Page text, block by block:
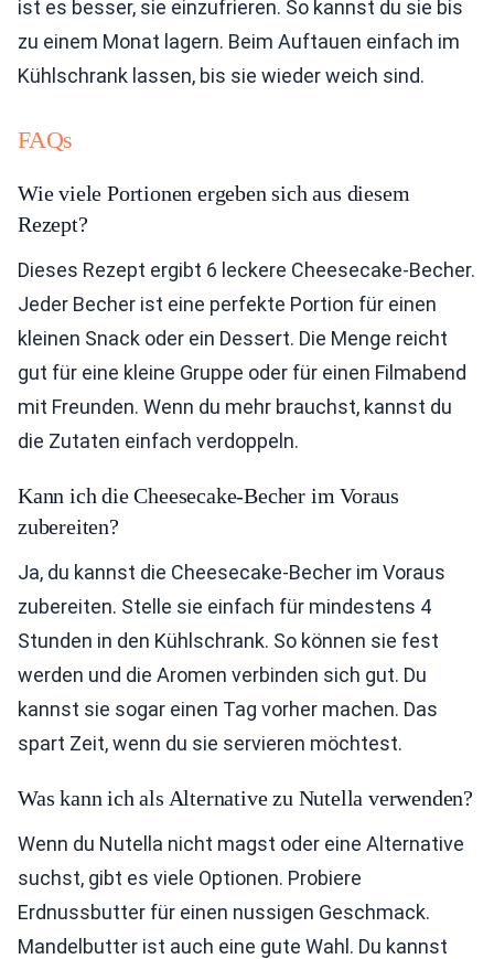
ist es besser, sie einzufrieren. So kannst du sie bis
zu einem Monat lagern. Beim Auftauen einfach im
Kühlschrank lassen, bis sie wieder weich sind.
FAQs
Wie viele Portionen ergeben sich aus diesem
Rezept?
Dieses Rezept ergibt 6 leckere Cheesecake-Becher.
Jeder Becher ist eine perfekte Portion für einen
kleinen Snack oder ein Dessert. Die Menge reicht
gut für eine kleine Gruppe oder für einen Filmabend
mit Freunden. Wenn du mehr brauchst, kannst du
die Zutaten einfach verdoppeln.
Kann ich die Cheesecake-Becher im Voraus
zubereiten?
Ja, du kannst die Cheesecake-Becher im Voraus
zubereiten. Stelle sie einfach für mindestens 4
Stunden in den Kühlschrank. So können sie fest
werden und die Aromen verbinden sich gut. Du
kannst sie sogar einen Tag vorher machen. Das
spart Zeit, wenn du sie servieren möchtest.
Was kann ich als Alternative zu Nutella verwenden?
Wenn du Nutella nicht magst oder eine Alternative
suchst, gibt es viele Optionen. Probiere
Erdnussbutter für einen nussigen Geschmack.
Mandelbutter ist auch eine gute Wahl. Du kannst